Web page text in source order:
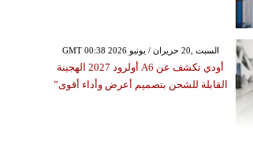
GMT 00:38 2026 السبت ,20 حزيران / يونيو
أودي تكشف عن A6 أولرود 2027 الهجينة
القابلة للشحن بتصميم أعرض وأداء أقوى”